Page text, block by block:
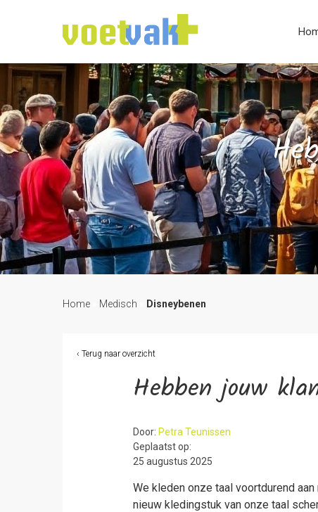
Home» Medisch Disneybenen
‹ Terug naar overzicht
Hebben jouw
Door: Petra Teunissen
Geplaatst op:
25 augustus 2025
We kleden onze taal voortdurend
nieuw kledingstuk van onze taal